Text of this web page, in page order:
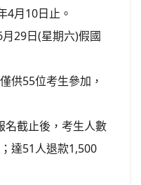
4月10日止。
29日(星期六)假國
供55位考生參加，
名截止後，考生人數
達51人退款1,500